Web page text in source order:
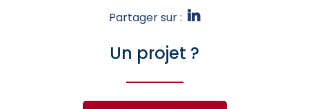
Partager sur :
Un projet ?